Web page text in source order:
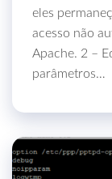
eles
acesso não
Apache. 2 –
parâmetros…